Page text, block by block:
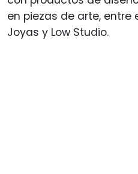
en piezas de arte, entre
Joyas y Low Studio.